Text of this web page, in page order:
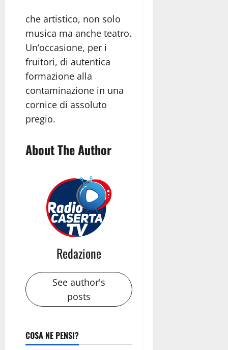
che artistico, non solo
musica ma anche teatro.
Un’occasione, per i
fruitori, di autentica
formazione alla
contaminazione in una
cornice di assoluto
pregio.
About The Author
Redazione
See author's
posts
COSA NE PENSI?